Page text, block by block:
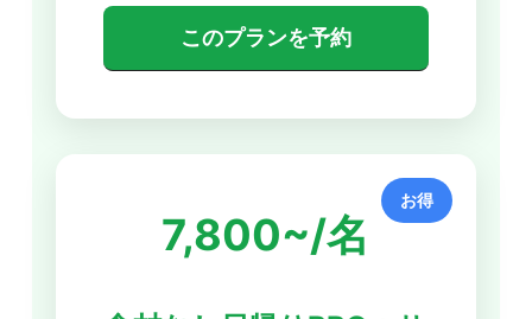
このプランを予約
お得
7,800~/名